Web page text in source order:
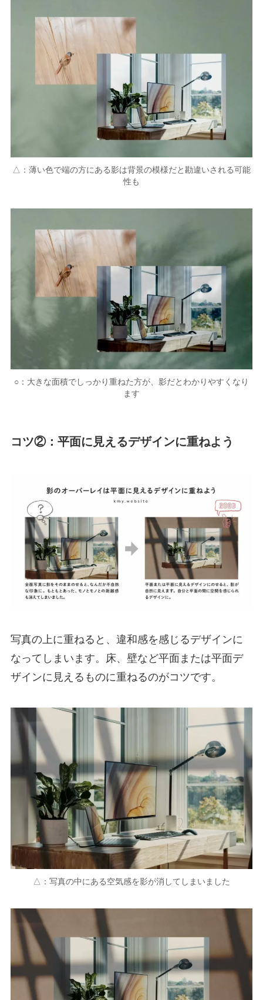
△：薄い色で端の方にある影は背景の模様だと勘違いされる可能
性も
○：大きな面積でしっかり重ねた方が、影だとわかりやすくなり
ます
コツ②：平面に見えるデザインに重ねよう
写真の上に重ねると、違和感を感じるデザインに
なってしまいます。床、壁など平面または平面デ
ザインに見えるものに重ねるのがコツです。
△：写真の中にある空気感を影が消してしまいました